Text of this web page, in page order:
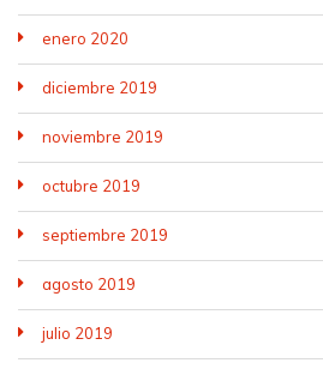
enero 2020
diciembre 2019
noviembre 2019
octubre 2019
septiembre 2019
agosto 2019
julio 2019